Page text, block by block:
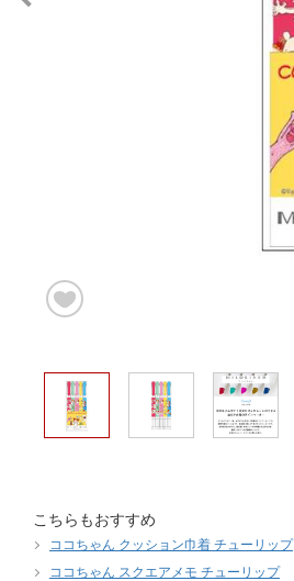
こちらもおすすめ
ココちゃん クッション巾着 チューリップ
ココちゃん スクエアメモ チューリップ